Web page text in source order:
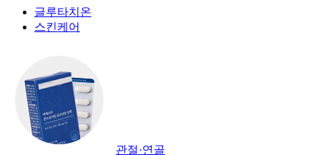
글루타치온
스킨케어
관절·연골